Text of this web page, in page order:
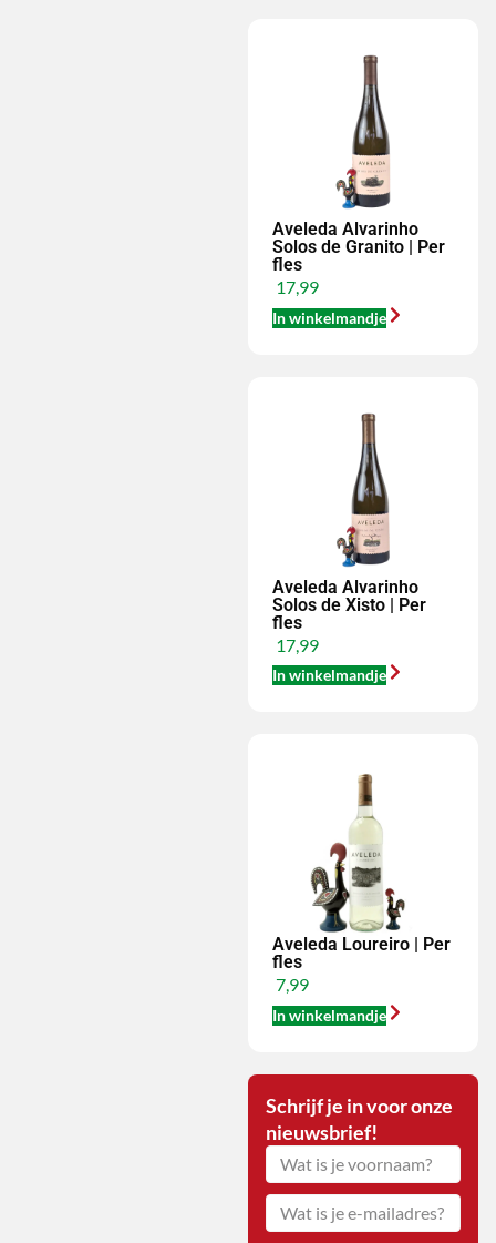
Aveleda Alvarinho
Solos de Granito | Per
fles
17,99
In winkelmandje
Aveleda Alvarinho
Solos de Xisto | Per
fles
17,99
In winkelmandje
Aveleda Loureiro | Per
fles
7,99
In winkelmandje
Schrijf je in voor onze
nieuwsbrief!